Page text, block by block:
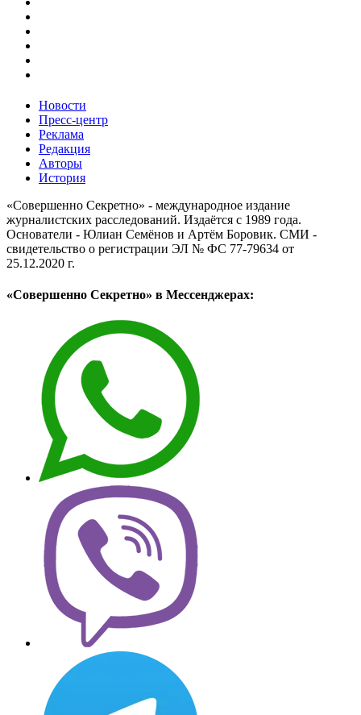
Новости
Пресс-центр
Реклама
Редакция
Авторы
История
«Совершенно Секретно» - международное издание
журналистских расследований. Издаётся с 1989 года.
Основатели - Юлиан Семёнов и Артём Боровик. CМИ -
свидетельство о регистрации ЭЛ № ФС 77-79634 от
25.12.2020 г.
«Совершенно Секретно» в Мессенджерах: